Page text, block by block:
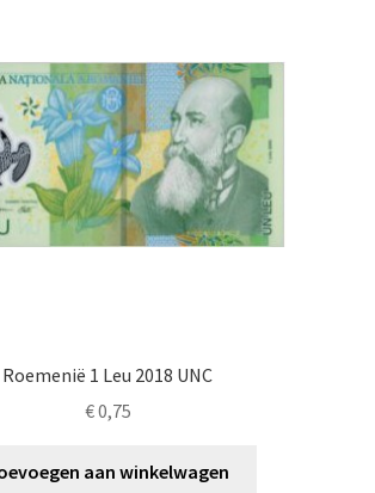
Roemenië 1 Leu 2018 UNC
€0,75
aan winkelwagen